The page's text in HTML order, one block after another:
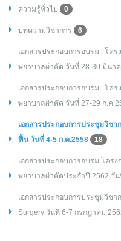
ความรู้ทั่วไป 0
บทความวิชาการ 6
เอกสารประกอบการอบรม : โค
พยาบาลผ่าตัด วันที่ 28-30 มีนา
เอกสารประกอบการอบรม : โค
พยาบาลผ่าตัด วันที่ 27-29 ก.ค
เอกสารประกอบการประชุมวิชา
ฟื้น วันที่ 4-5 ก.ค.2558
18
เอกสารประกอบการอบรม โคร
พยาบาลผ่าตัดประจำปี 2562 วัน
เอกสารประกอบการประชุมวิชา
Surgery วันที่ 6-7 กรกฎาคม